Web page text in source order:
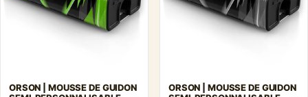
ORSON | MOUSSE DE GUIDON
ORSON | MOUSSE DE GUIDON